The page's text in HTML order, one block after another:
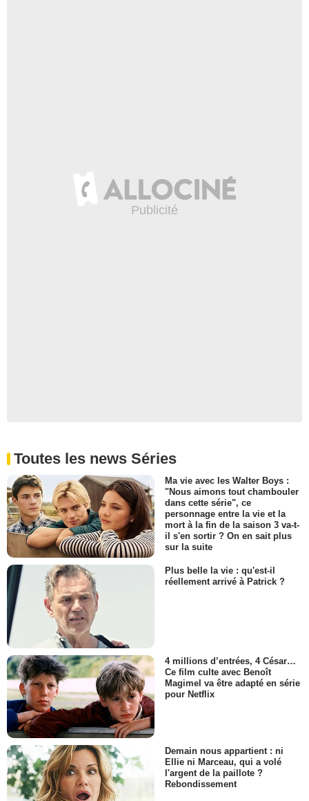
Toutes les news Séries
Ma vie avec les Walter Boys :
"Nous aimons tout chambouler
dans cette série", ce
personnage entre la vie et la
mort à la fin de la saison 3 va-t-
il s'en sortir ? On en sait plus
sur la suite
Plus belle la vie : qu'est-il
réellement arrivé à Patrick ?
4 millions d’entrées, 4 César…
Ce film culte avec Benoît
Magimel va être adapté en série
pour Netflix
Demain nous appartient : ni
Ellie ni Marceau, qui a volé
l'argent de la paillote ?
Rebondissement